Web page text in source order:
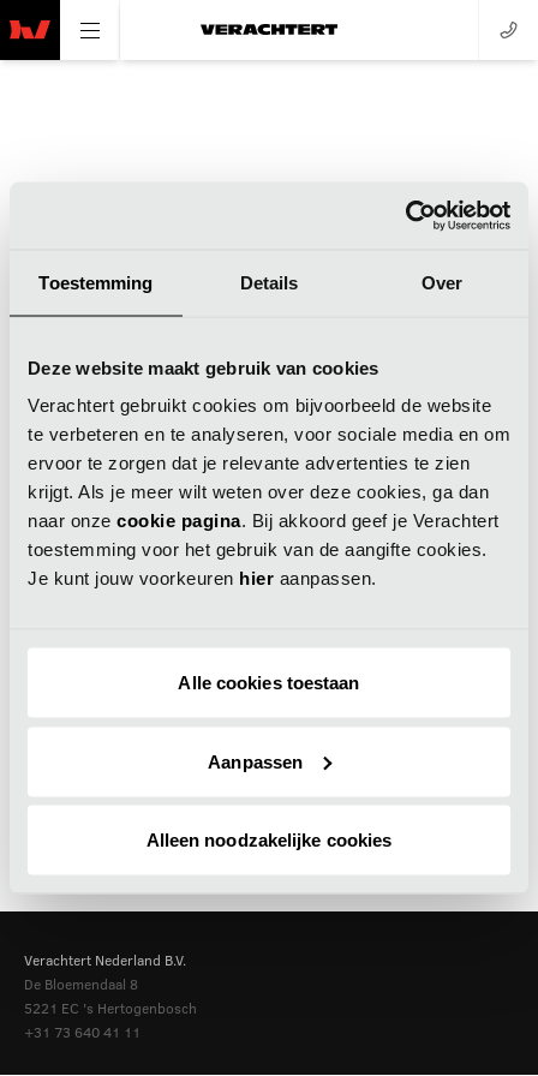
Toestemming Details Over
Deze website maakt gebruik van cookies
Verachtert gebruikt cookies om bijvoorbeeld de website
te verbeteren en te analyseren, voor sociale media en om
ervoor te zorgen dat je relevante advertenties te zien
krijgt. Als je meer wilt weten over deze cookies, ga dan
naar onze cookie pagina. Bij akkoord geef je Verachtert
toestemming voor het gebruik van de aangifte cookies.
Je kunt jouw voorkeuren hier aanpassen.
Alle cookies toestaan
Aanpassen
Alleen noodzakelijke cookies
browser console for more information)
Verachtert Nederland B.V.
De Bloemendaal 8
5221 EC 's Hertogenbosch
+31 73 640 41 11